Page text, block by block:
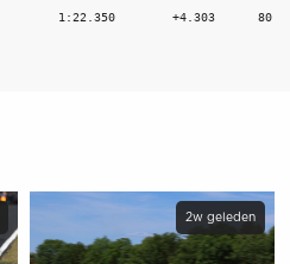
2w geleden